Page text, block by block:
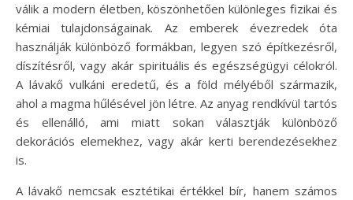
válik a modern életben, köszönhetően különleges fizikai és
kémiai tulajdonságainak. Az emberek évezredek óta
használják különböző formákban, legyen szó építkezésről,
díszítésről, vagy akár spirituális és egészségügyi célokról.
A lávakő vulkáni eredetű, és a föld mélyéből származik,
ahol a magma hűlésével jön létre. Az anyag rendkívül tartós
és ellenálló, ami miatt sokan választják különböző
dekorációs elemekhez, vagy akár kerti berendezésekhez
is.
A lávakő nemcsak esztétikai értékkel bír, hanem számos